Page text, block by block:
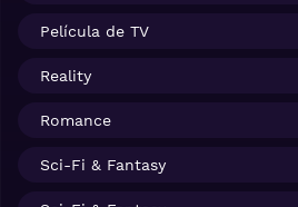
Película de TV
Reality
Romance
Sci-Fi & Fantasy